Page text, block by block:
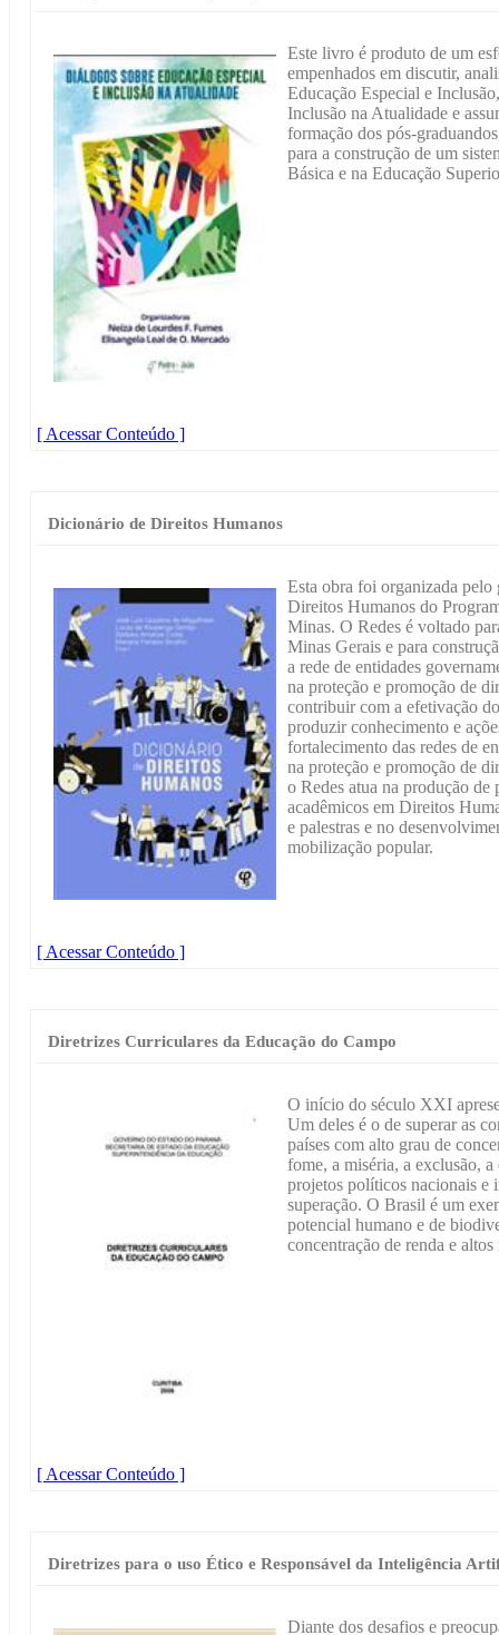
Este livro é produto de um
empenhados em discutir,
Educação Especial e
Inclusão na Atualidade e
formação dos pós-
para a construção de um
Básica e na Educação
[ Acessar Conteúdo ]
Dicionário de Direitos Humanos
Esta obra foi organizada pelo
Direitos Humanos do
Minas. O Redes é voltado
Minas Gerais e para
a rede de entidades
na proteção e promoção de
contribuir com a efetivação
produzir conhecimento e
fortalecimento das redes de
na proteção e promoção de
o Redes atua na produção de
acadêmicos em Direitos
e palestras e no
mobilização popular.
[ Acessar Conteúdo ]
Diretrizes Curriculares da Educação do Campo
O início do século XXI
Um deles é o de superar as
países com alto grau de
fome, a miséria, a exclusão,
projetos políticos nacionais e
superação. O Brasil é um
potencial humano e de
concentração de renda e
[ Acessar Conteúdo ]
Diretrizes para o uso Ético e Responsável da Inteligência
Diante dos desafios e